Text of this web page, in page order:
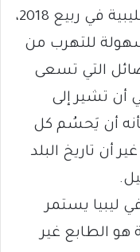
من أبوظبي وباريس الإنتخابات الليبية في ربيع 2018،
للتهرب من
التي تسعى
أن تشير إلى
أن يَحسُم كل
أن تاريخ البلد
ليبيا يستمر
الطابع غير